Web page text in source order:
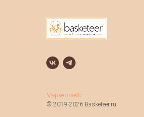
Маркетплейс
© 2019-2026 Basketeer.ru